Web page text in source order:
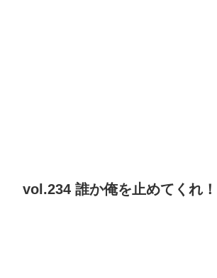
vol.234 誰か俺を止めてくれ！